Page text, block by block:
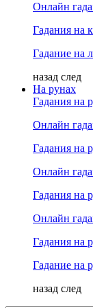
Онлайн
Гадания на
Гадание на
назад след
На рунах
Гадания на
Онлайн
Гадания на
Онлайн
Гадания на
Онлайн
Гадания на
Гадание на
назад след